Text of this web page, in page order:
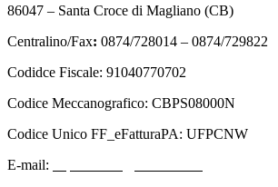
86047 – Santa Croce di Magliano (CB)
Centralino/Fax: 0874/728014 – 0874/729822
Codidce Fiscale: 91040770702
Codice Meccanografico: CBPS08000N
Codice Unico FF_eFatturaPA: UFPCNW
E-mail: